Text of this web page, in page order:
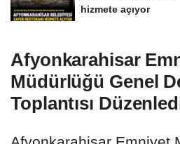
hizmete açıyor
Afyonkarahisar
Müdürlüğü Genel
Toplantısı